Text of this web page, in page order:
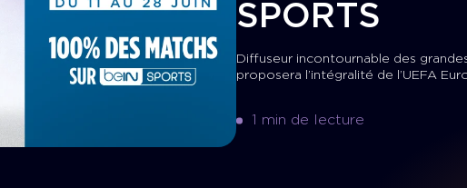
SPORTS
Diffuseur incontournable des
proposera l’intégralité de l’UEFA
1 min de lecture